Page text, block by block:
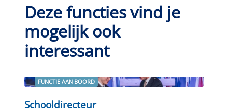
Deze functies vind je
mogelijk ook
interessant
FUNCTIE AAN BOORD
Schooldirecteur